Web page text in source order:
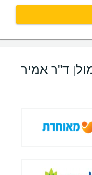
ד"ר אמיר